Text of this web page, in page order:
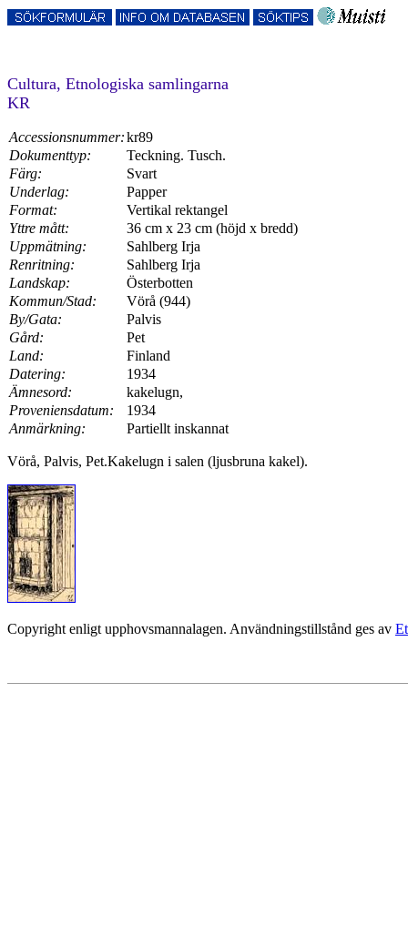
Cultura, Etnologiska samlingarna
KR
Accessionsnummer:kr89
Dokumenttyp:
Teckning. Tusch.
Färg:
Svart
Underlag:
Papper
Format:
Vertikal rektangel
Yttre mått:
36 cm x 23 cm (höjd x bredd)
Uppmätning:
Sahlberg Irja
Renritning:
Sahlberg Irja
Landskap:
Österbotten
Kommun/Stad:
Vörå (944)
By/Gata:
Palvis
Gård:
Pet
Land:
Finland
Datering:
1934
Ämnesord:
kakelugn,
Proveniensdatum:
1934
Anmärkning:
Partiellt inskannat
Vörå, Palvis, Pet.Kakelugn i salen (ljusbruna kakel).
Copyright enligt upphovsmannalagen. Användningstillstånd ges av